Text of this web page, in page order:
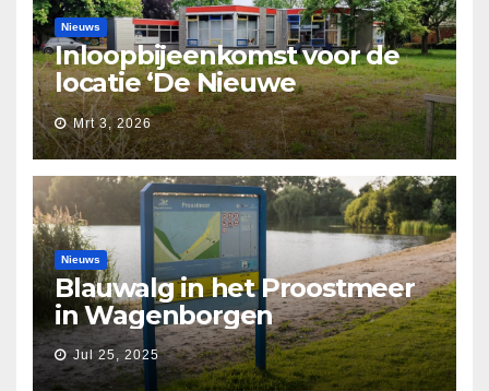
Nieuws
Inloopbijeenkomst voor de
locatie ‘De Nieuwe
Waarborg’
Mrt 3, 2026
Nieuws
Blauwalg in het Proostmeer
in Wagenborgen
Jul 25, 2025